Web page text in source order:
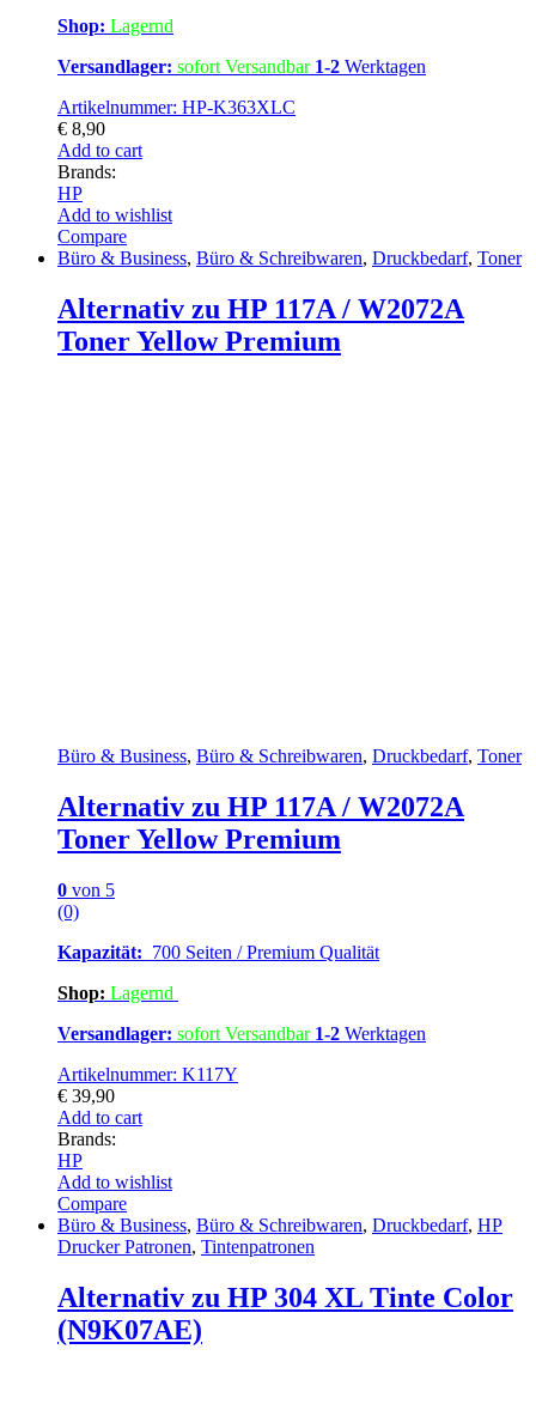
Shop: Lagernd
Versandlager: sofort Versandbar 1-2 Werktagen
Artikelnummer: HP-K363XLC
€ 8,90
Add to cart
Brands:
HP
Add to wishlist
Compare
Büro & Business, Büro & Schreibwaren, Druckbedarf, Toner
Alternativ zu HP 117A / W2072A
Toner Yellow Premium
Büro & Business, Büro & Schreibwaren, Druckbedarf, Toner
Alternativ zu HP 117A / W2072A
Toner Yellow Premium
0 von 5
(0)
Kapazität: 700 Seiten / Premium Qualität
Shop: Lagernd
Versandlager: sofort Versandbar 1-2 Werktagen
Artikelnummer: K117Y
€ 39,90
Add to cart
Brands:
HP
Add to wishlist
Compare
Büro & Business, Büro & Schreibwaren, Druckbedarf, HP
Drucker Patronen, Tintenpatronen
Alternativ zu HP 304 XL Tinte Color
(N9K07AE)